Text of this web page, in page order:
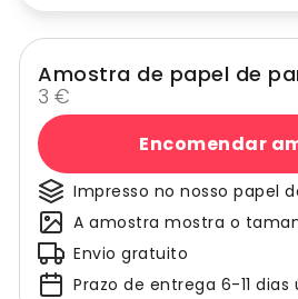
Amostra de papel de
3 €
Encomendar
Impresso no nosso papel
A amostra mostra o
Envio gratuito
Prazo de entrega 6-11 dias